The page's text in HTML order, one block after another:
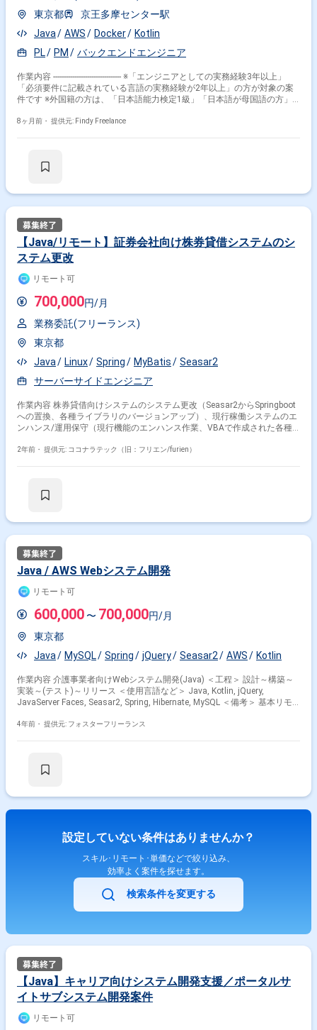
東京都
京王多摩センター駅
Java
AWS Docker
Kotlin
PL
PM バックエンドエンジニア
作業内容 -------------------------------- ※「エンジニアとしての実務経験3年以上」
「必須要件に記載されている言語の実務経験が2年以上」の方が対象の案
件です ※外国籍の方は、「日本語能力検定1級」「日本語が母国語の方」
稼働が前提となります。 ※すでにFindy Freelanceで担当がついている方
ています。技術力とコンサルティング力を兼ね備えたハイエンドなエンジ
募集します。 ■業務内容 医療・介護業界向け経営支援システムの設計・開
発をご担当いただきます。 アジャイル開発を用いて、ビジネスサイドやユ
ーザーの課題を解決するためのシステム開発をリードしていただきます。
- 厚生労働省等の省庁が発行する資料（仕様書等）の読み込みおよび要件
Framework, MySQL 8.0を用いたサービス設計・開発 - Kotlin, Spring Boot
および解決すべき課題の選定 - データモデルの設計 - AWS, Docker等を用い
■備考 - 原則、弊社とエンド企業様との2回の面談を想定しております。
8ヶ月前・ 提供元: Findy Freelance
【Java/リモート】証券会社向け株券貸借システムのシ
ステム更改
リモート可
700,000円/月
業務委託(フリーランス)
東京都
Java
Linux Spring MyBatis
Seasar2
サーバーサイドエンジニア
作業内容 株券貸借向けシステムのシステム更改（Seasar2からSpringboot
への置換、各種ライブラリのバージョンアップ）、現行稼働システムのエ
ンハンス/運用保守（現行機能のエンハンス作業、VBAで作成された各種
2年前・ 提供元: ココナラテック（旧：フリエン/furien）
Java / AWS Webシステム開発
リモート可
600,000 〜 700,000円/月
東京都
Java
MySQL Spring jQuery Seasar2 AWS Kotlin
作業内容 介護事業者向けWebシステム開発(Java) ＜工程＞ 設計～構築～
実装～(テスト)～リリース ＜使用言語など＞ Java, Kotlin, jQuery,
JavaServer Faces, Seasar2, Spring, Hibernate, MySQL ＜備考＞ 基本リモ
4年前・ 提供元: フォスターフリーランス
設定していない条件はありませんか？
スキル･リモート･単価などで絞り込み、
効率よく案件を探せます。
検索条件を変更する
【Java】キャリア向けシステム開発支援／ポータルサ
イトサブシステム開発案件
リモート可